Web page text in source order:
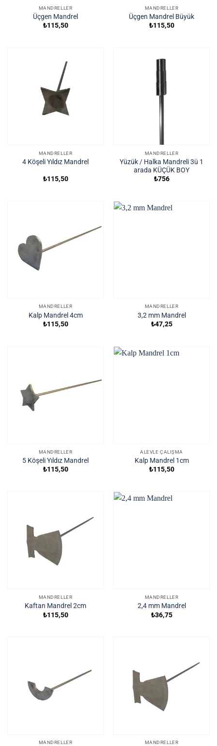
MANDRELLER
Üçgen Mandrel
₺115,50
MANDRELLER
Üçgen Mandrel Büyük
₺115,50
MANDRELLER
4 Köşeli Yıldız Mandrel
₺115,50
MANDRELLER
Yüzük / Halka Mandreli 3ü 1
arada KÜÇÜK BOY
₺756
MANDRELLER
Kalp Mandrel 4cm
₺115,50
MANDRELLER
3,2 mm Mandrel
₺47,25
MANDRELLER
5 Köşeli Yıldız Mandrel
₺115,50
ALEVLE ÇALIŞMA
Kalp Mandrel 1cm
₺115,50
MANDRELLER
Kaftan Mandrel 2cm
₺115,50
MANDRELLER
2,4 mm Mandrel
₺36,75
MANDRELLER MANDRELLER